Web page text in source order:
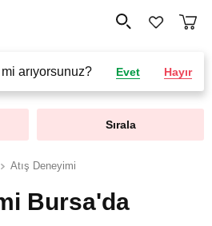
arıyorsunuz? Evet Hayır
Sırala
Atış Deneyimi
Bursa'da